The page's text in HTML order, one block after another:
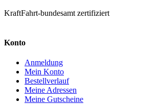
KraftFahrt-bundesamt zertifiziert
Konto
Anmeldung
Mein Konto
Bestellverlauf
Meine Adressen
Meine Gutscheine